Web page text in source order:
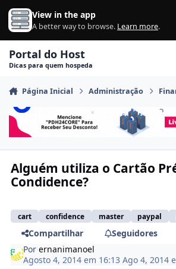
Ir para conteúdo
View in the app
A better way to browse. Learn more.
Portal do Host
Dicas para quem hospeda
Página Inicial Administração
Alguém utiliza o Cartão
Condidence?
cart confidence master paypal
Compartilhar
Seguidores
Porernanimanoel
Agosto 4, 2014 em 16:13Ago 4, 2014